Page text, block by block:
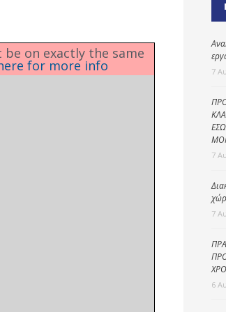
Δημοτική
αστυνομία
on exactly the same
for more info 7
7
7
6